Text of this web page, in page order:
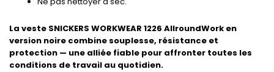
La veste SNICKERS WORKWEAR 1226 AllroundWork en
version noire combine souplesse, résistance et
protection — une alliée fiable pour affronter toutes les
conditions de travail au quotidien.